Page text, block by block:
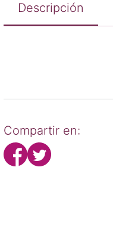
Descripción
Compartir en: